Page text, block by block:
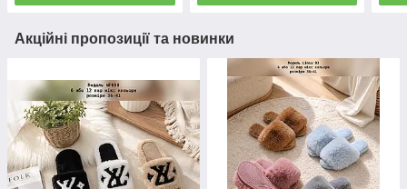
Акційні пропозиції та новинки